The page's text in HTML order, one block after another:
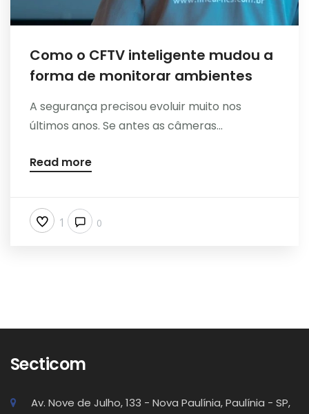
Como o CFTV inteligente mudou a
forma de monitorar ambientes
A segurança precisou evoluir muito nos
últimos anos. Se antes as câmeras...
Read more
1 0
Secticom
Av. Nove de Julho, 133 - Nova Paulínia, Paulínia - SP,